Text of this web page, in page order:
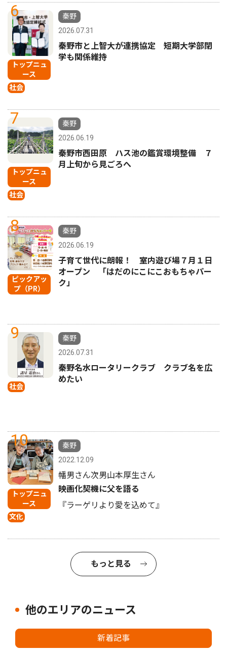
6
トップニュ
ース
社会
秦野
2026.07.31
秦野市と上智大が連携協定 短期大学部閉
学も関係維持
7
トップニュ
ース
社会
秦野
2026.06.19
秦野市西田原 ハス池の鑑賞環境整備 ７
月上旬から見ごろへ
8
ピックアッ
プ（PR）
秦野
2026.06.19
子育て世代に朗報！ 室内遊び場７月１日
オープン 「はだのにこにこおもちゃパー
ク」
9
社会
秦野
2026.07.31
秦野名水ロータリークラブ クラブ名を広
めたい
10
トップニュ
ース
文化
秦野
2022.12.09
幡男さん次男山本厚生さん
映画化契機に父を語る
『ラーゲリより愛を込めて』
もっと見る
他のエリアのニュース
新着記事